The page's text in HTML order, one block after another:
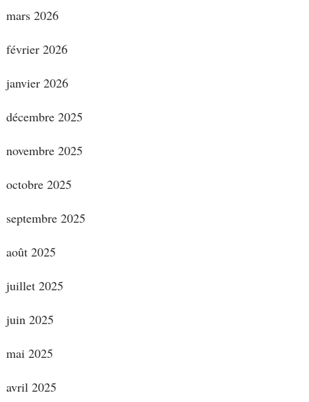
mars 2026
février 2026
janvier 2026
décembre 2025
novembre 2025
octobre 2025
septembre 2025
août 2025
juillet 2025
juin 2025
mai 2025
avril 2025